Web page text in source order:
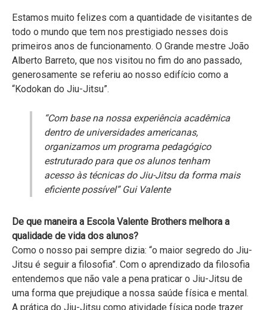
Estamos muito felizes com a quantidade de visitantes de
todo o mundo que tem nos prestigiado nesses dois
primeiros anos de funcionamento. O Grande mestre João
Alberto Barreto, que nos visitou no fim do ano passado,
generosamente se referiu ao nosso edifício como a
“Kodokan do Jiu-Jitsu”.
“Com base na nossa experiência acadêmica
dentro de universidades americanas,
organizamos um programa pedagógico
estruturado para que os alunos tenham
acesso às técnicas do Jiu-Jitsu da forma mais
eficiente possível” Gui Valente
De que maneira a Escola Valente Brothers melhora a
qualidade de vida dos alunos?
Como o nosso pai sempre dizia: “o maior segredo do Jiu-
Jitsu é seguir a filosofia”. Com o aprendizado da filosofia
entendemos que não vale a pena praticar o Jiu-Jitsu de
uma forma que prejudique a nossa saúde física e mental.
A prática do Jiu-Jitsu como atividade física pode trazer